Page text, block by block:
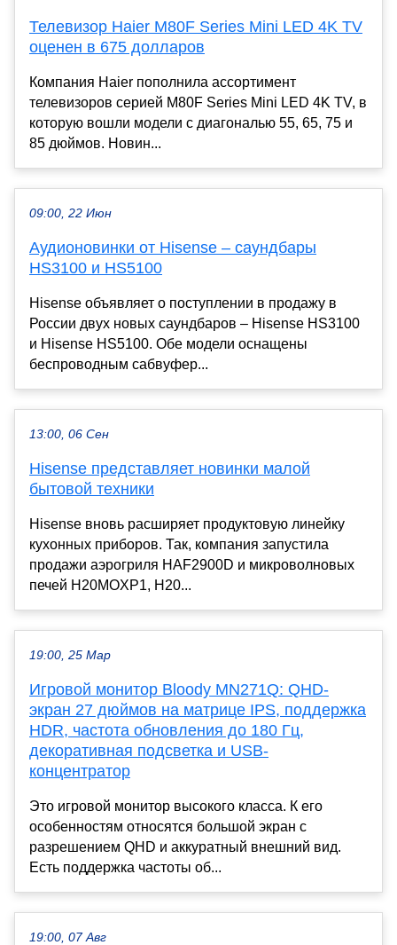
Телевизор Haier M80F Series Mini LED 4K TV
оценен в 675 долларов
Компания Haier пополнила ассортимент
телевизоров серией M80F Series Mini LED 4K TV, в
которую вошли модели с диагональю 55, 65, 75 и
85 дюймов. Новин...
09:00, 22 Июн
Aудионовинки от Hisense – cаундбары
HS3100 и HS5100
Hisense объявляет о поступлении в продажу в
России двух новых саундбаров – Hisense HS3100
и Hisense HS5100. Обе модели оснащены
беспроводным сабвуфер...
13:00, 06 Сен
Hisense представляет новинки малой
бытовой техники
Hisense вновь расширяет продуктовую линейку
кухонных приборов. Так, компания запустила
продажи аэрогриля HAF2900D и микроволновых
печей H20MOXP1, H20...
19:00, 25 Мар
Игровой монитор Bloody MN271Q: QHD-
экран 27 дюймов на матрице IPS, поддержка
HDR, частота обновления до 180 Гц,
декоративная подсветка и USB-
концентратор
Это игровой монитор высокого класса. К его
особенностям относятся большой экран с
разрешением QHD и аккуратный внешний вид.
Есть поддержка частоты об...
19:00, 07 Авг